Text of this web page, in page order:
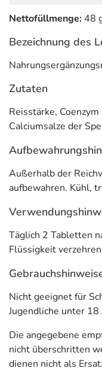
Nettofüllmenge: 48
Bezeichnung des
Zutaten
Reisstärke,
Calciumsalze der
Außerhalb der
aufbewahren. Kühl,
Täglich 2 Tabletten
Flüssigkeit
Nicht geeignet für
Jugendliche unter 18
Die angegebene
nicht überschritten
dienen nicht als